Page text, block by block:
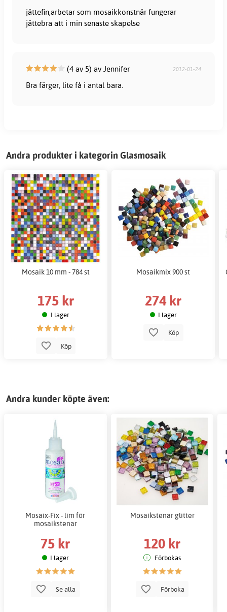
jättefin,arbetar som mosaikkonstnär fungerar
jättebra att i min senaste skapelse
(4 av 5) av Jennifer 2012-01-24
Bra färger, lite få i antal bara.
Andra produkter i kategorin Glasmosaik
Mosaik 10 mm - 784 st
175 kr
I lager
Köp
Mosaikmix 900 st
274 kr
I lager
Köp
Andra kunder köpte även:
Mosaix-Fix - lim för
mosaikstenar
75 kr
I lager
Se alla
Mosaikstenar glitter
120 kr
Förbokas
Förboka